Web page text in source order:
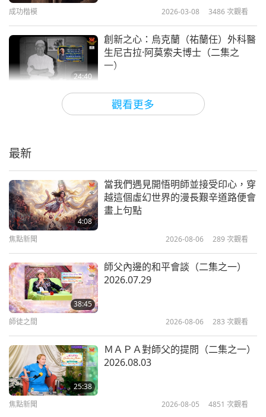
觀看更多
成功楷模 2026-03-08 3486次觀看
24:40
創新之心：烏克蘭（祐蘭任）外科醫
生尼古拉·阿莫索夫博士（二集之
一）
2026-02-01
美國國父：喬治·華盛頓閣下（二集
之一）
約翰‧休姆：北愛爾蘭的魅力領袖與
柔拉‧涅爾‧賀絲頓：受人尊敬的作家
最新
4:08
當我們遇見開悟明師並接受印心，穿
越這個虛幻世界的漫長艱辛道路便會
畫上句點
焦點新聞 2026-08-06 289 次觀看
38:45
師父內邊的和平會談（二集之一）
2026.07.29
師徒之間 2026-08-06 283 次觀看
25:38
ＭＡＰＡ對師父的提問（二集之一）
2026.08.03
焦點新聞 2026-08-05 4851 次觀看